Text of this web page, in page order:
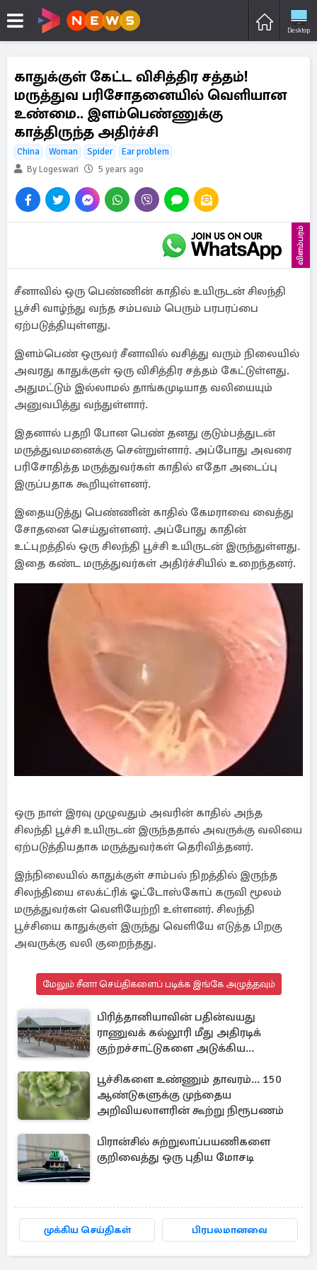
Desktop
காதுக்குள் கேட்ட விசித்திர சத்தம்!
மருத்துவ பரிசோதனையில் வெளியான
உண்மை.. இளம்பெண்ணுக்கு
காத்திருந்த அதிர்ச்சி
China Woman Spider
Ear problem
By Logeswari
5 years ago
விளம்பரம்
சீனாவில் ஒரு பெண்ணின் காதில் உயிருடன் சிலந்தி
பூச்சி வாழ்ந்து வந்த சம்பவம் பெரும் பரபரப்பை
ஏற்படுத்தியுள்ளது.
இளம்பெண் ஒருவர் சீனாவில் வசித்து வரும் நிலையில்
அவரது காதுக்குள் ஒரு விசித்திர சத்தம் கேட்டுள்ளது.
அதுமட்டும் இல்லாமல் தாங்கமுடியாத வலியையும்
அனுவபித்து வந்துள்ளார்.
இதனால் பதறி போன பெண் தனது குடும்பத்துடன்
மருத்துவமனைக்கு சென்றுள்ளார். அப்போது அவரை
பரிசோதித்த மருத்துவர்கள் காதில் எதோ அடைப்பு
இருப்பதாக கூறியுள்ளனர்.
இதையடுத்து பெண்ணின் காதில் கேமராவை வைத்து
சோதனை செய்துள்ளனர். அப்போது காதின்
உட்புறத்தில் ஒரு சிலந்தி பூச்சி உயிருடன் இருந்துள்ளது.
இதை கண்ட மருத்துவர்கள் அதிர்ச்சியில் உறைந்தனர்.
ஒரு நாள் இரவு முழுவதும் அவரின் காதில் அந்த
சிலந்தி பூச்சி உயிருடன் இருந்ததால் அவருக்கு வலியை
ஏற்படுத்தியதாக மருத்துவர்கள் தெரிவித்தனர்.
இந்நிலையில் காதுக்குள் சாம்பல் நிறத்தில் இருந்த
சிலந்தியை எலக்ட்ரிக் ஓட்டோஸ்கோப் கருவி மூலம்
மருத்துவர்கள் வெளியேற்றி உள்ளனர். சிலந்தி
பூச்சியை காதுக்குள் இருந்து வெளியே எடுத்த பிறகு
அவருக்கு வலி குறைந்தது.
மேலும் சீனா செய்திகளைப் படிக்க இங்கே அழுத்தவும்
பிரித்தானியாவின் பதின்வயது
ராணுவக் கல்லூரி மீது அதிரடிக்
குற்றச்சாட்டுகளை அடுக்கிய
பூச்சிகளை உண்ணும் தாவரம்... 150
ஆண்டுகளுக்கு முந்தைய
அறிவியலாளரின் கூற்று நிரூபணம்
பிரான்சில் சுற்றுலாப்பயணிகளை
குறிவைத்து ஒரு புதிய மோசடி
முக்கிய செய்திகள் பிரபலமானவை